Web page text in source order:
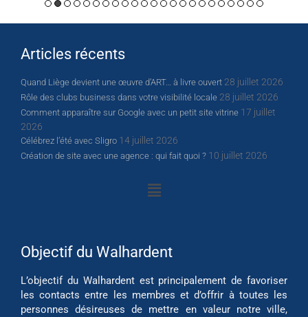
Articles récents
Quand Liège devient une œuvre d’ART… à livre ouvert 28 juillet 2026
Rôle des clubs business dans votre visibilité locale 28 juillet 2026
Comment apparaître sur Google avec un petit site vitrine 17 juillet
2026
Célébrez l’été avec Sligro 14 juillet 2026
Création de site avec une agence : qui fait quoi ? 10 juillet 2026
Objectif du Walhardent
L’objectif du Walhardent est principalement de favoriser
les contacts entre les membres et d’offrir à toutes les
personnes désireuses de mettre en valeur notre ville,